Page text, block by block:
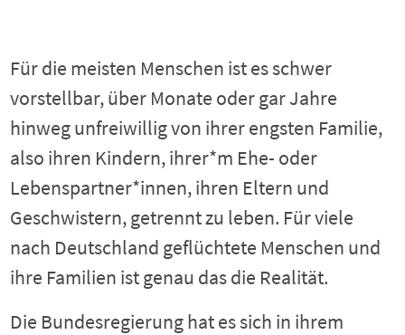
Für die meisten Menschen ist es schwer
vorstellbar, über Monate oder gar Jahre
hinweg unfreiwillig von ihrer engsten Familie,
also ihren Kindern, ihrer*m Ehe- oder
Lebenspartner*innen, ihren Eltern und
Geschwistern, getrennt zu leben. Für viele
nach Deutschland geflüchtete Menschen und
ihre Familien ist genau das die Realität.
Die Bundesregierung hat es sich in ihrem